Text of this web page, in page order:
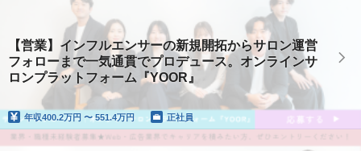
【営業】インフルエンサーの新規開拓からサロン運営
フォローまで一気通貫でプロデュース。オンラインサ
ロンプラットフォーム『YOOR』
年収400.2万円 〜 551.4万円 正社員